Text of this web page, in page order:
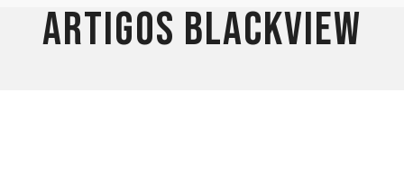
Artigos Blackview